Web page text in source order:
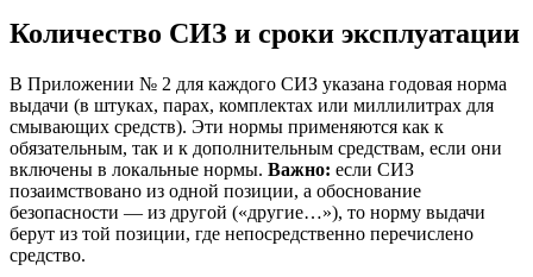
Количество СИЗ и сроки эксплуатации
В Приложении № 2 для каждого СИЗ указана годовая норма
выдачи (в штуках, парах, комплектах или миллилитрах для
смывающих средств). Эти нормы применяются как к
обязательным, так и к дополнительным средствам, если они
включены в локальные нормы. Важно: если СИЗ
позаимствовано из одной позиции, а обоснование
безопасности — из другой («другие…»), то норму выдачи
берут из той позиции, где непосредственно перечислено
средство.